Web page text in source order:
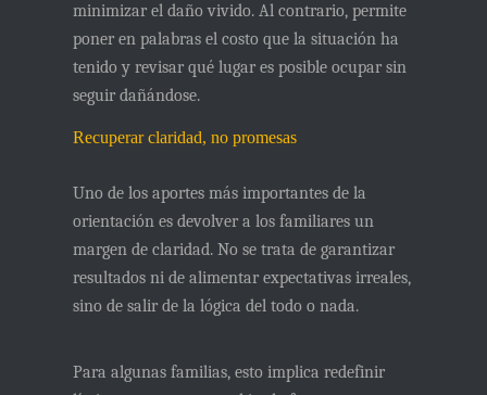
minimizar el daño vivido. Al contrario, permite
poner en palabras el costo que la situación ha
tenido y revisar qué lugar es posible ocupar sin
seguir dañándose.
Recuperar claridad, no promesas
Uno de los aportes más importantes de la
orientación es devolver a los familiares un
margen de claridad. No se trata de garantizar
resultados ni de alimentar expectativas irreales,
sino desalir de la lógica del todo o nada.
Para algunas familias, esto implica redefinir